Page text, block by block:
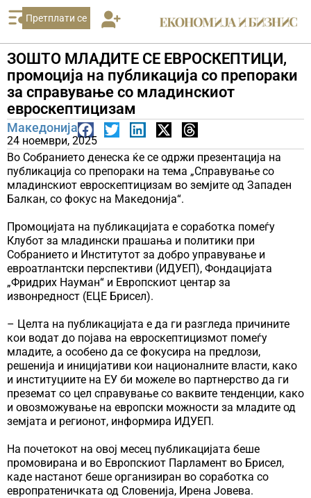
Претплати се
ЗОШТО МЛАДИТЕ СЕ ЕВРОСКЕПТИЦИ,
промоција на публикација со препораки
за справување со младинскиот
евроскептицизам
Македонија
24 ноември, 2025
Во Собранието денеска ќе се одржи презентација на
публикација со препораки на тема „Справување со
младинскиот евроскептицизам во земјите од Западен
Балкан, со фокус на Македонија“.
Промоцијата на публикацијата е соработка помеѓу
Клубот за младински прашања и политики при
Собранието и Институтот за добро управување и
евроатлантски перспективи (ИДУЕП), Фондацијата
„Фридрих Науман“ и Европскиот центар за
извонредност (ЕЦЕ Брисел).
– Целта на публикацијата е да ги разгледа причините
кои водат до појава на евроскептицизмот помеѓу
младите, а особено да се фокусира на предлози,
решенија и иницијативи кои националните власти, како
и институциите на ЕУ би можеле во партнерство да ги
преземат со цел справување со ваквите тенденции, како
и овозможување на европски можности за младите од
земјата и регионот, информира ИДУЕП.
На почетокот на овој месец публикацијата беше
промовирана и во Европскиот Парламент во Брисел,
каде настанот беше организиран во соработка со
европратеничката од Словенија, Ирена Јовева.